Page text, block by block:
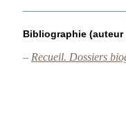
Bibliographie
– Recueil. Dossiers